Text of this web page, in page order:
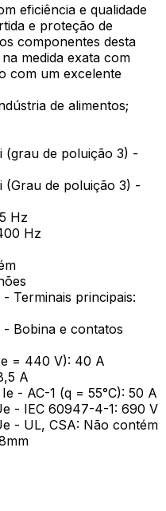
eficiência e qualidade
e proteção de
componentes desta
medida exata com
com um excelente
de alimentos;
(grau de poluição 3) -
(Grau de poluição 3) -
Hz
Hz
Terminais principais:
Bobina e contatos
= 440 V): 40 A
A
- AC-1 (q = 55°C): 50 A
- IEC 60947-4-1: 690 V
- UL, CSA: Não contém